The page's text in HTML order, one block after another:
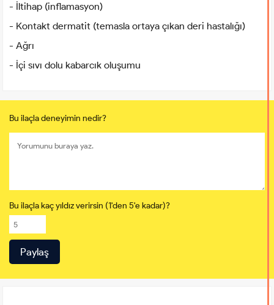
- İltihap (inflamasyon)
- Kontakt dermatit (temasla ortaya çıkan deri hastalığı)
- Ağrı
- İçi sıvı dolu kabarcık oluşumu
Bu ilaçla deneyimin nedir?
Bu ilaçla kaç yıldız verirsin (1'den 5'e kadar)?